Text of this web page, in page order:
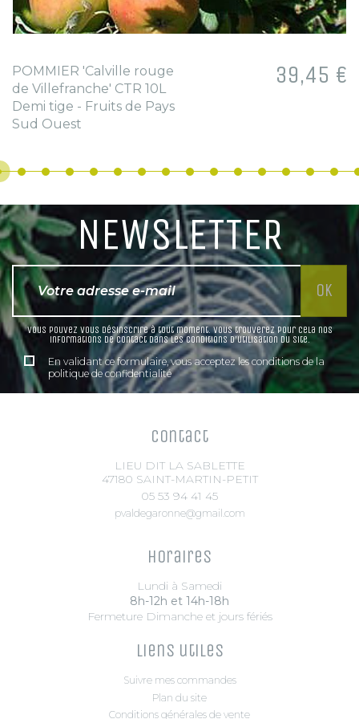
POMMIER 'Calville rouge
de Villefranche' CTR 10L
Demi tige - Fruits de Pays
Sud Ouest
Prix
39,45 €
NEWSLETTER
Vous pouvez vous désinscrire à tout moment. Vous trouverez pour cela nos
informations de contact dans les conditions d'utilisation du site.
En validant ce formulaire, vous acceptez les conditions de la
politique de confidentialité
Contact
LIEU DIT LA SABLETTE
47180 SAINT-MARTIN-PETIT
05 53 94 41 45
pvaldegaronne@gmail.com
Horaires
Lundi à Samedi
8h-12h et 14h-18h
Fermeture Dimanche et jours fériés
Liens utiles
Suivre mes commandes
Plan du site
Conditions générales de vente